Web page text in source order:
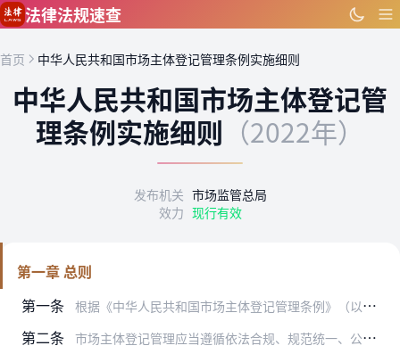
跳到主要内容
法律法规速查
首页 中华人民共和国市场主体登记管理条例实施细则
中华人民共和国市场主体登记管
理条例实施细则 （2022年）
发布机关 市场监管总局
效力 现行有效
第一章 总则
第一条
根据《中华人民共和国市场主体登记管理条例》（以下简称《条例》）等有关法律法规，制定本实施细则。
第二条 市场主体登记管理应当遵循依法合规、规范统一、公开透明、便捷高效的原则。